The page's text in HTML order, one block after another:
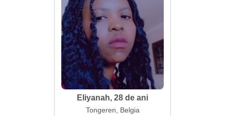
Eliyanah, 28 de ani
Tongeren, Belgia